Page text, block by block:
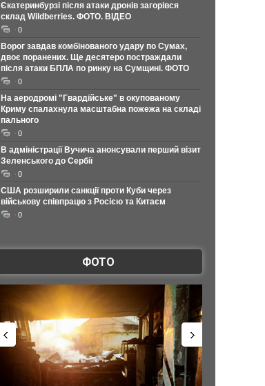
Єкатеринбурзі після атаки дронів загорівся
склад Wildberries. ФОТО. ВІДЕО
0
Ворог завдав комбінованого удару по Сумах,
двоє поранених. Ще десятеро постраждали
після атаки БПЛА по ринку на Сумщині. ФОТО
0
На аеродромі "Гвардійське" в окупованому
Криму спалахнула масштабна пожежа на складі
пального
0
В адміністрації Вучича анонсували перший візит
Зеленського до Сербії
0
США розширили санкції проти Куби через
військову співпрацю з Росією та Китаєм
0
ФОТО